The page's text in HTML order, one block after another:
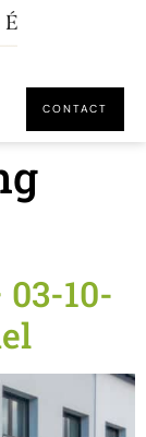
CONTACT
10-